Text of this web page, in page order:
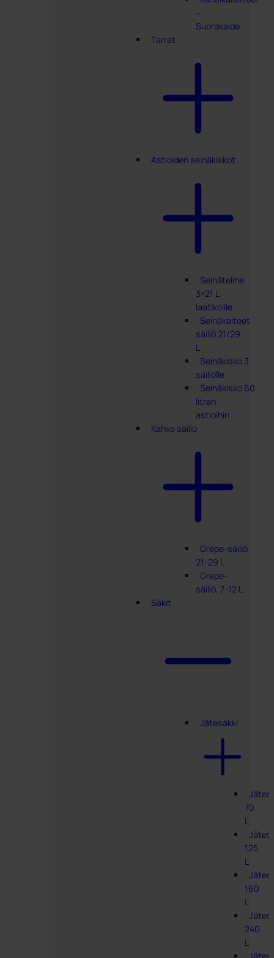
–
Suorakaide
Tarrat
Astioiden seinäkiskot
Seinäteline
3×21 L
laatikoille
Seinäkaiteet
säiliö 21/29
L
Seinäkisko 3
säiliölle
Seinäkisko 60
litran
astioihin
Kahva säiliö
Grepe-säiliö
21-29 L
Grepe-
säiliö, 7-12 L
Säkit
Jätesäkki
70
L
125
L
160
L
240
L